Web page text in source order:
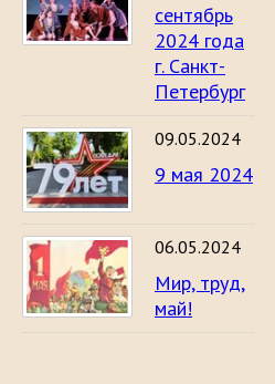
сентябрь
2024 года
г. Санкт-
Петербург
09.05.2024
9 мая 2024
06.05.2024
Мир, труд,
май!